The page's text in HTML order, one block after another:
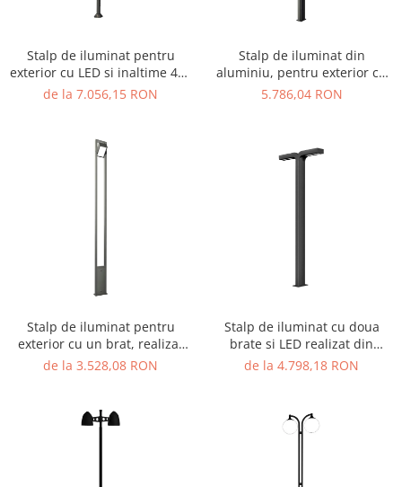
Figurine pe arc
Panouri interactive educationale
Tobogane exterior
Trambuline exterior
Echipamente fitness cu Panouri
Echipamente fitness pentru batrani
/ adulti
Echipamente Terenuri de Sport
Cosuri de baschet
Porti fotbal / handball
Tartan turnat
Rastel biciclete
Decoratiuni urbane
Globuri de craciun pentru exterior
Reni de craciun pentru exterior
Foisoare
Mese picnic
Ghivece de exterior
Stalp de iluminat pentru
exterior cu LED si inaltime 400
cm - A4011
de la 7.056,15 RON
Stalp de iluminat din
aluminiu, pentru exterior cu
doua brate si bec LED - A4005
5.786,04 RON
Stalp de iluminat pentru
exterior cu un brat, realizat
din aluminiu si bec LED -
de la 3.528,08 RON
Stalp de iluminat cu doua
brate si LED realizat din
aluminiu A4003
de la 4.798,18 RON